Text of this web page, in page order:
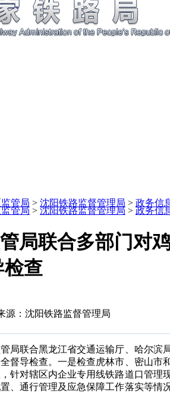
月
管局 > 沈阳铁路监督管理局 > 政务信
管局 > 沈阳铁路监督管理局 > 政务信
局联合多部门对
检查
源：沈阳铁路监督管理局
联合黑龙江省交通运输厅、哈尔滨
督导检查。一是检查虎林市、密山
针对辖区内企业专用线铁路道口管
、通行管理及应急保障工作落实等